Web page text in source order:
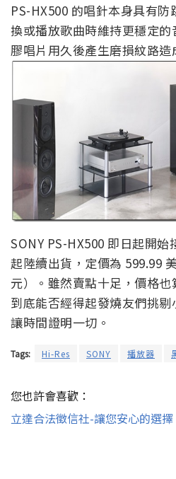
PS-HX500 的唱針本身具有
換或播放歌曲時維持更穩定
膠唱片用久後產生磨損紋路造
SONY PS-HX500 即日起開始
起陸續出貨，定價為 599.99
元）。雖然賣點十足，價格
到底能否經得起發燒友們挑
讓時間證明一切。
Tags: Hi-Res SONY 播放器
您也許會喜歡：
立達合法徵信社-讓您安心的選擇